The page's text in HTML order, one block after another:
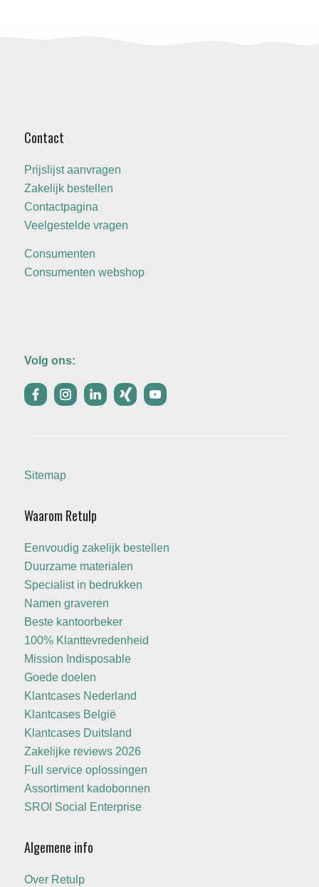
Contact
Prijslijst aanvragen
Zakelijk bestellen
Contactpagina
Veelgestelde vragen
Consumenten
Consumenten webshop
Volg ons:
Sitemap
Waarom Retulp
Eenvoudig zakelijk bestellen
Duurzame materialen
Specialist in bedrukken
Namen graveren
Beste kantoorbeker
100% Klanttevredenheid
Mission Indisposable
Goede doelen
Klantcases Nederland
Klantcases België
Klantcases Duitsland
Zakelijke reviews 2026
Full service oplossingen
Assortiment kadobonnen
SROI Social Enterprise
Algemene info
Over Retulp